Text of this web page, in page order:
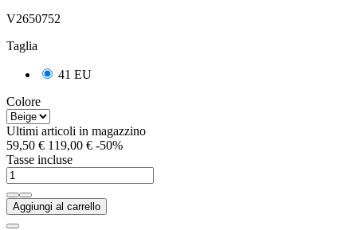
V2650752
Taglia
41 EU
Colore
Ultimi articoli in magazzino
59,50 € 119,00 € -50%
Tasse incluse
Aggiungi al carrello